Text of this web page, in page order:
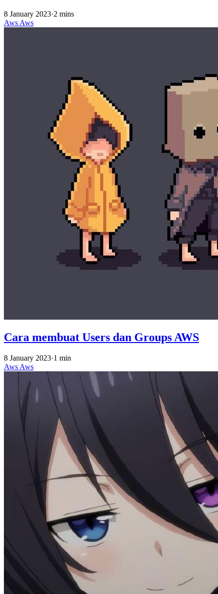
8 January 2023·2 mins
Aws Aws
Cara membuat Users dan Groups AWS
8 January 2023·1 min
Aws Aws